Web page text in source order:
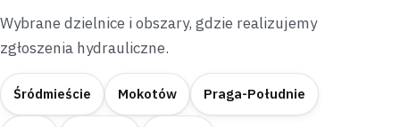
Wybrane dzielnice i obszary, gdzie realizujemy
zgłoszenia hydrauliczne.
Śródmieście Mokotów Praga-Południe